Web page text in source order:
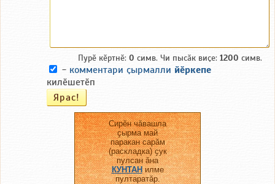
Пурӗ кӗртнӗ: 0 симв. Чи пысӑк виҫе: 1200 симв.
- комментари ҫырмалли йӗркепе
килӗшетӗп
Сирӗн чӑвашла
ҫырма май
паракан сарӑм
(раскладка) ҫук
пулсан ӑна
КУНТАНилме
пултаратӑр.